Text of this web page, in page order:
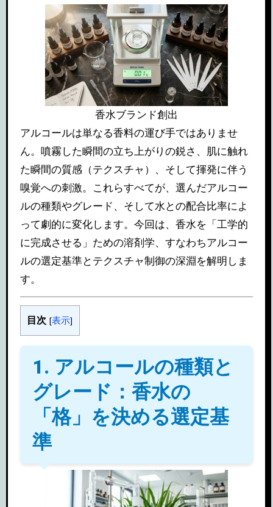
香水ブランド創出
アルコールは単なる香料の運び手ではありませ
ん。噴霧した瞬間の立ち上がりの鋭さ、肌に触れ
た瞬間の質感（テクスチャ）、そして揮発に伴う
嗅覚への刺激。これらすべてが、選んだアルコー
ルの種類やグレード、そして水との配合比率によ
って劇的に変化します。今回は、香水を「工学的
に完成させる」ための溶剤学、すなわちアルコー
ルの選定基準とテクスチャ制御の深淵を解明しま
す。
目次 [表示]
1. アルコールの種類と
グレード：香水の
「格」を決める選定基
準